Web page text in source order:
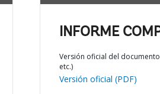
INFORME
Versión oficial del
etc.)
Versión oficial (PDF)